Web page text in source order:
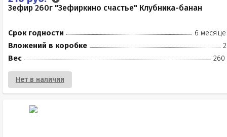
Зефир 260г "Зефиркино счастье" Клубника-банан
Срок годности
6
Вложений в коробке
Вес
260
Нет в наличии